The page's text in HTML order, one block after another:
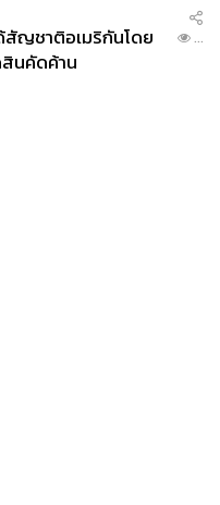
สัญชาติอเมริกันโดย
นคัดค้าน
...